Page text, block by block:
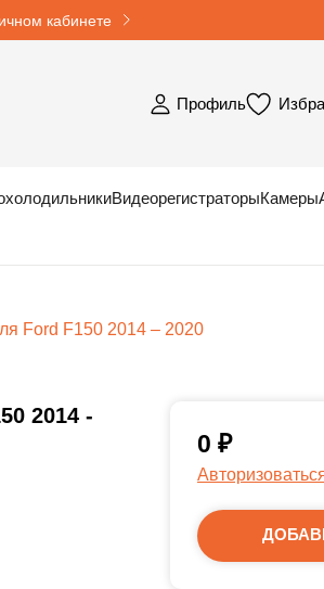
кабинете
Профиль
ВидеорегистраторыКамеры
Ford F150 2014 – 2020
2014 -
0 ₽